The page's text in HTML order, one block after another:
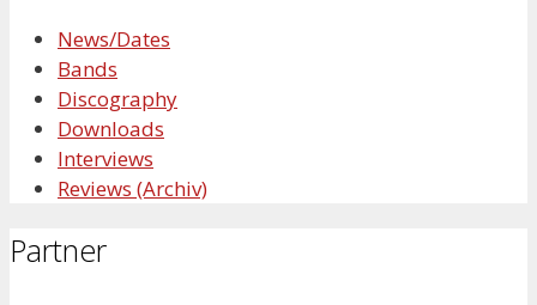
News/Dates
Bands
Discography
Downloads
Interviews
Reviews (Archiv)
Partner